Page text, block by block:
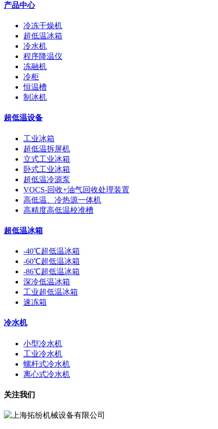
产品中心
冷冻干燥机
超低温冰箱
冷水机
程序降温仪
冻融机
冷柜
恒温槽
制冰机
超低温设备
工业冰箱
超低温拆屏机
立式工业冰箱
卧式工业冰箱
超低温冷源泵
VOCS-回收+油气回收处理装置
高低温、冷热源一体机
高精度高低温校准槽
超低温冰箱
-40℃超低温冰箱
-60℃超低温冰箱
-86℃超低温冰箱
深冷低温冰箱
工业超低温冰箱
速冻箱
冷水机
小型冷水机
工业冷水机
螺杆式冷水机
离心式冷水机
关注我们